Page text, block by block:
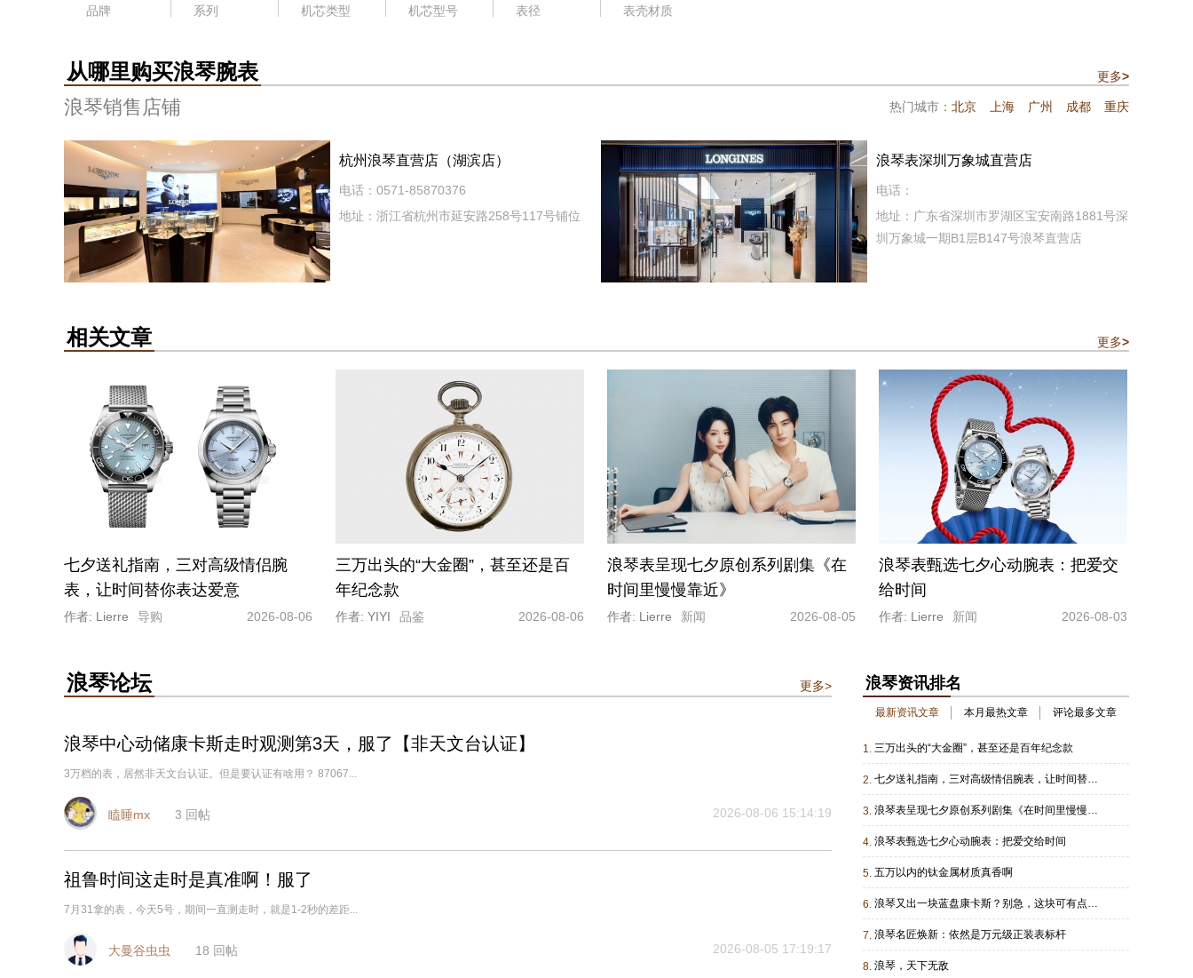
品牌 系列 机芯类型 机芯型号 表径 表壳材质
从哪里购买浪琴腕表 更多>
浪琴销售店铺 热门城市： 北京 上海 广州 成都 重庆
杭州浪琴直营店（湖滨店）
电话：0571-85870376
地址：浙江省杭州市延安路258号117号铺位
浪琴表深圳万象城直营店
电话：
地址：广东省深圳市罗湖区宝安南路1881号深
圳万象城一期B1层B147号浪琴直营店
相关文章 更多>
七夕送礼指南，三对高级情侣腕
表，让时间替你表达爱意
作者: Lierre 导购 2026-08-06
三万出头的“大金圈”，甚至还是百
年纪念款
作者: YIYI 品鉴 2026-08-06
浪琴表呈现七夕原创系列剧集《在
时间里慢慢靠近》
作者: Lierre 新闻 2026-08-05
浪琴表甄选七夕心动腕表：把爱交
给时间
作者: Lierre 新闻 2026-08-03
浪琴论坛 更多>
浪琴中心动储康卡斯走时观测第3天，服了【非天文台认证】
3万档的表，居然非天文台认证。但是要认证有啥用？ 87067...
瞌睡mx 3 回帖 2026-08-06 15:14:19
祖鲁时间这走时是真准啊！服了
7月31拿的表，今天5号，期间一直测走时，就是1-2秒的差距...
大曼谷虫虫 18 回帖 2026-08-05 17:19:17
浪琴资讯排名
最新资讯文章 本月最热文章 评论最多文章
1. 三万出头的“大金圈”，甚至还是百年纪念款
2. 七夕送礼指南，三对高级情侣腕表，让时间替你表达爱意
3. 浪琴表呈现七夕原创系列剧集《在时间里慢慢靠近》
4. 浪琴表甄选七夕心动腕表：把爱交给时间
5. 五万以内的钛金属材质真香啊
6. 浪琴又出一块蓝盘康卡斯？别急，这块可有点不一样
7. 浪琴名匠焕新：依然是万元级正装表标杆
8. 浪琴，天下无敌